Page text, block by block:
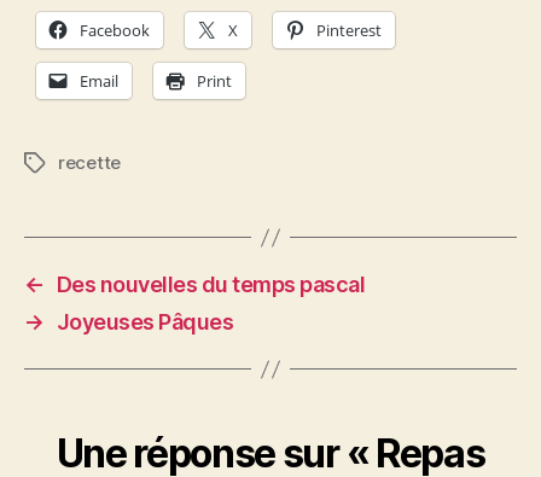
Facebook X Pinterest
Email Print
Étiquettes
recette
←
Des nouvelles du temps pascal
→
Joyeuses Pâques
Une réponse sur « Repas